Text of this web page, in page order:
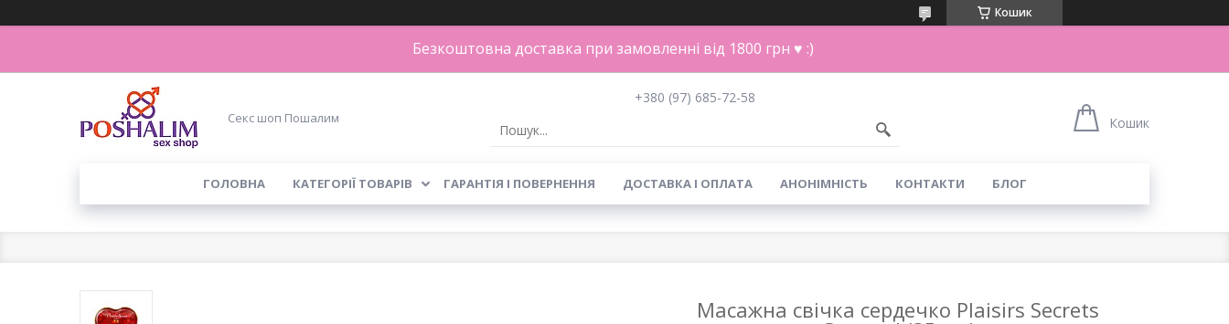
Кошик
Безкоштовна доставка при замовленні від 1800 грн ♥ :)
Секс шоп Пошалим
+380 (97) 685-72-58
Кошик
ГОЛОВНА КАТЕГОРІЇ ТОВАРІВ ГАРАНТІЯ І ПОВЕРНЕННЯ ДОСТАВКА І ОПЛАТА АНОНІМНІСТЬ КОНТАКТИ БЛОГ
Масажна свічка сердечко Plaisirs Secrets